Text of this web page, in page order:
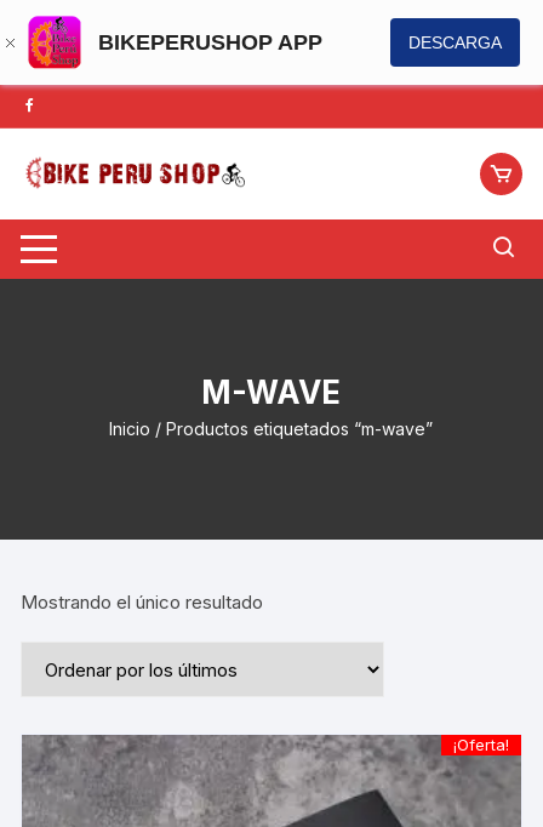
BIKEPERUSHOP APP DESCARGA
Saltar
al
contenido
M-WAVE
Inicio / Productos etiquetados “m-wave”
Mostrando el único resultado
¡Oferta!